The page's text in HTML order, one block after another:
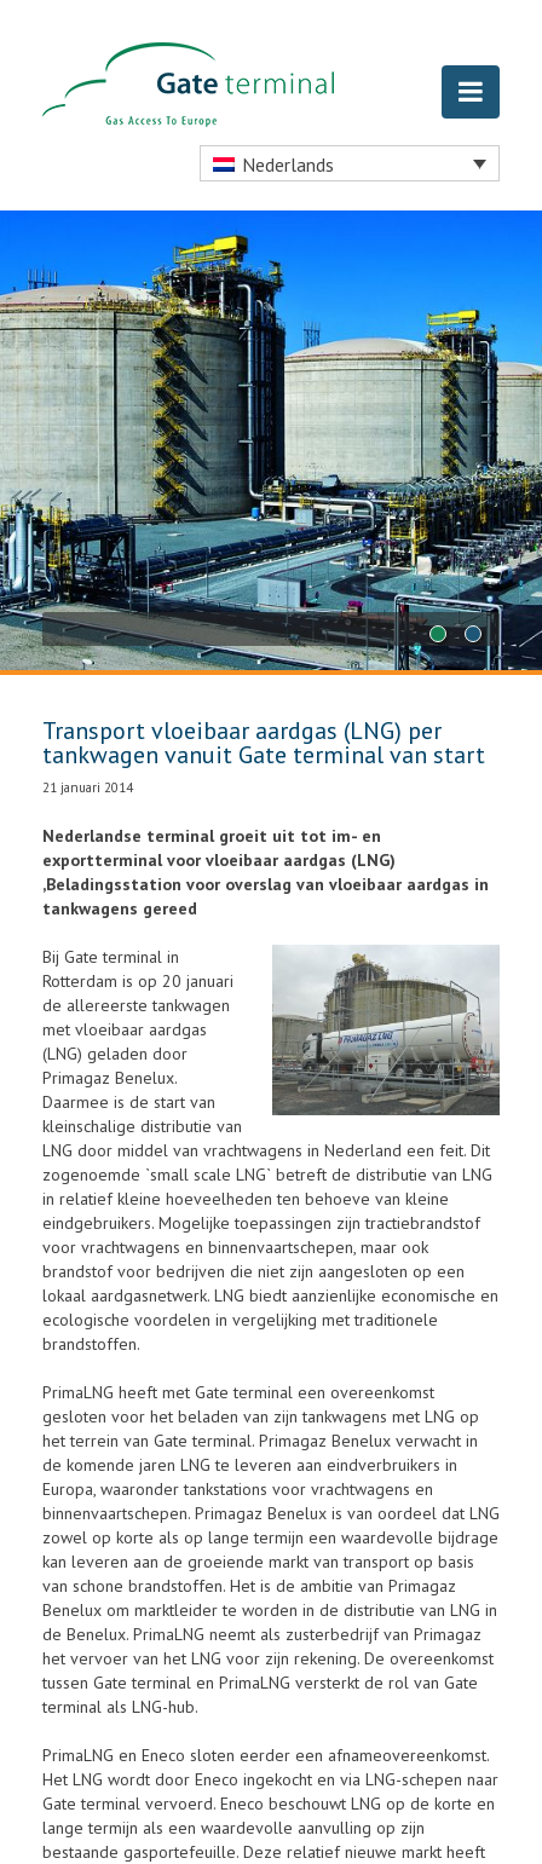
Nederlands
1 2
Transport vloeibaar aardgas (LNG) per
tankwagen vanuit Gate terminal van start
21 januari 2014
Nederlandse terminal groeit uit tot im- en
exportterminal voor vloeibaar aardgas (LNG)
,Beladingsstation voor overslag van vloeibaar aardgas in
tankwagens gereed
Bij Gate terminal in
Rotterdam is op 20 januari
de allereerste tankwagen
met vloeibaar aardgas
(LNG) geladen door
Primagaz Benelux.
Daarmee is de start van
kleinschalige distributie van
LNG door middel van vrachtwagens in Nederland een feit. Dit
zogenoemde `small scale LNG` betreft de distributie van LNG
in relatief kleine hoeveelheden ten behoeve van kleine
eindgebruikers. Mogelijke toepassingen zijn tractiebrandstof
voor vrachtwagens en binnenvaartschepen, maar ook
brandstof voor bedrijven die niet zijn aangesloten op een
lokaal aardgasnetwerk. LNG biedt aanzienlijke economische en
ecologische voordelen in vergelijking met traditionele
brandstoffen.
PrimaLNG heeft met Gate terminal een overeenkomst
gesloten voor het beladen van zijn tankwagens met LNG op
het terrein van Gate terminal. Primagaz Benelux verwacht in
de komende jaren LNG te leveren aan eindverbruikers in
Europa, waaronder tankstations voor vrachtwagens en
binnenvaartschepen. Primagaz Benelux is van oordeel dat LNG
zowel op korte als op lange termijn een waardevolle bijdrage
kan leveren aan de groeiende markt van transport op basis
van schone brandstoffen. Het is de ambitie van Primagaz
Benelux om marktleider te worden in de distributie van LNG in
de Benelux. PrimaLNG neemt als zusterbedrijf van Primagaz
het vervoer van het LNG voor zijn rekening. De overeenkomst
tussen Gate terminal en PrimaLNG versterkt de rol van Gate
terminal als LNG-hub.
PrimaLNG en Eneco sloten eerder een afnameovereenkomst.
Het LNG wordt door Eneco ingekocht en via LNG-schepen naar
Gate terminal vervoerd. Eneco beschouwt LNG op de korte en
lange termijn als een waardevolle aanvulling op zijn
bestaande gasportefeuille. Deze relatief nieuwe markt heeft